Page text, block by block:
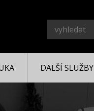
DALŠÍ SLUŽBY